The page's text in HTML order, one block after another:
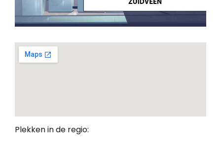
Plekken in de regio: